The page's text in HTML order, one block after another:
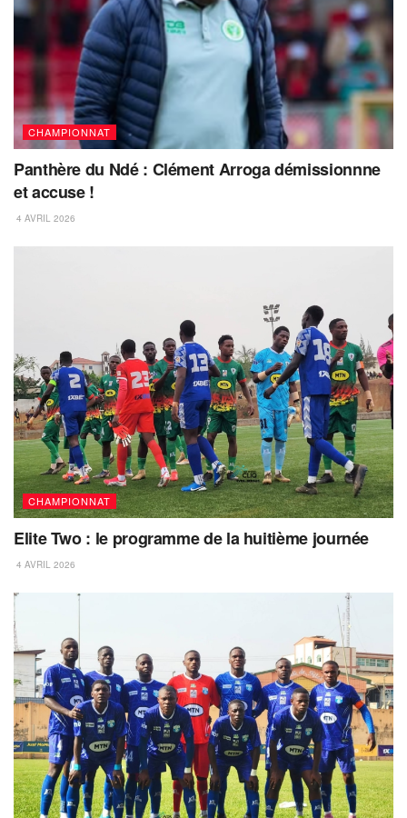
CHAMPIONNAT
Panthère du Ndé : Clément Arroga démissionnne
et accuse !
4 AVRIL 2026
CHAMPIONNAT
Elite Two : le programme de la huitième journée
4 AVRIL 2026